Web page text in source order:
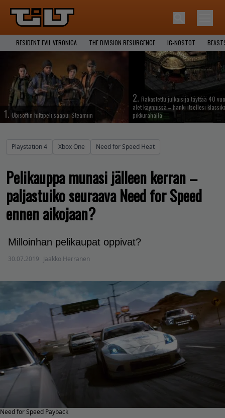
RESIDENT EVIL VERONICA THE DIVISION RESURGENCE IG-NOSTOT
1. Ubisoftin hittipeli saapui Steamiin
2. Rakastettu julkaisija täyttää 40
alet käynnissä – hanki itsellesi
pikkurahalla
Playstation 4 Xbox One Need for Speed Heat
Pelikauppa munasi jälleen kerran –
paljastuiko seuraava Need for Speed
ennen aikojaan?
Milloinhan pelikaupat oppivat?
30.07.2019 Jaakko Herranen
Need for Speed Payback